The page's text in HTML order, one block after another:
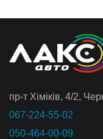
пр-т Хiмiкiв, 4/2,
067-224-55-02
050-464-00-09